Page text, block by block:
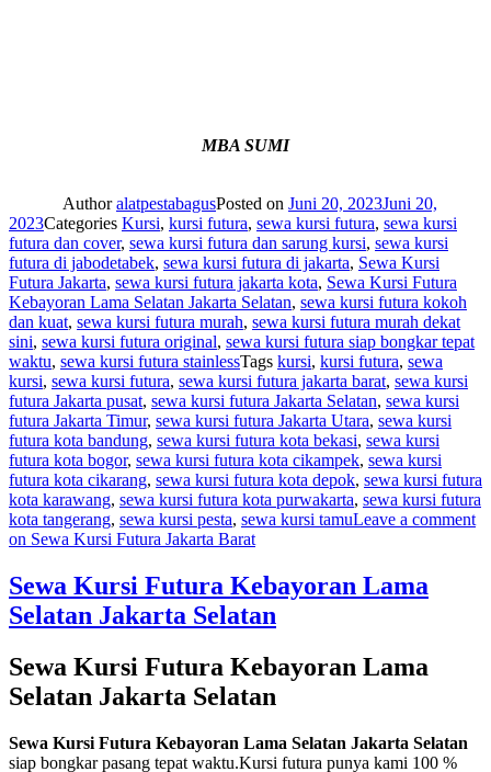
MBA SUMI
AuthoralatpestabagusPosted on Juni 20, 2023Juni 20,
2023Categories Kursi, kursi futura, sewa kursi futura, sewa kursi
futura dan cover, sewa kursi futura dan sarung kursi, sewa kursi
futura di jabodetabek, sewa kursi futura di jakarta, Sewa Kursi
Futura Jakarta, sewa kursi futura jakarta kota, Sewa Kursi Futura
Kebayoran Lama Selatan Jakarta Selatan, sewa kursi futura kokoh
dan kuat, sewa kursi futura murah, sewa kursi futura murah dekat
sini, sewa kursi futura original, sewa kursi futura siap bongkar tepat
waktu, sewa kursi futura stainlessTags kursi, kursi futura, sewa
kursi, sewa kursi futura, sewa kursi futura jakarta barat, sewa kursi
futura Jakarta pusat, sewa kursi futura Jakarta Selatan, sewa kursi
futura Jakarta Timur, sewa kursi futura Jakarta Utara, sewa kursi
futura kota bandung, sewa kursi futura kota bekasi, sewa kursi
futura kota bogor, sewa kursi futura kota cikampek, sewa kursi
futura kota cikarang, sewa kursi futura kota depok, sewa kursi futura
kota karawang, sewa kursi futura kota purwakarta, sewa kursi futura
kota tangerang, sewa kursi pesta, sewa kursi tamuLeave a comment
on Sewa Kursi Futura Jakarta Barat
Sewa Kursi Futura Kebayoran Lama
Selatan Jakarta Selatan
Sewa Kursi Futura Kebayoran Lama
Selatan Jakarta Selatan
Sewa Kursi Futura Kebayoran Lama Selatan Jakarta Selatan
siap bongkar pasang tepat waktu.Kursi futura punya kami 100 %